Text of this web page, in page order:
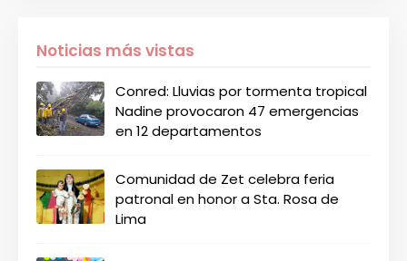
Noticias más vistas
Conred: Lluvias por tormenta tropical
Nadine provocaron 47 emergencias
en 12 departamentos
Comunidad de Zet celebra feria
patronal en honor a Sta. Rosa de
Lima